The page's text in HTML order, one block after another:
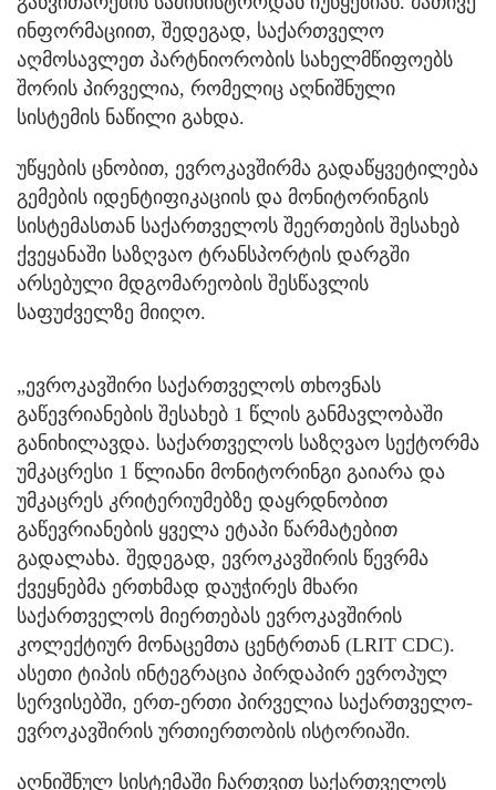
ინფორმაციით, შედეგად, საქართველო
აღმოსავლეთ პარტნიორობის სახელმწიფოებს
შორის პირველია, რომელიც აღნიშნული
სისტემის ნაწილი გახდა.
უწყების ცნობით, ევროკავშირმა გადაწყვეტილება
გემების იდენტიფიკაციის და მონიტორინგის
სისტემასთან საქართველოს შეერთების შესახებ
ქვეყანაში საზღვაო ტრანსპორტის დარგში
არსებული მდგომარეობის შესწავლის
საფუძველზე მიიღო.
„ევროკავშირი საქართველოს თხოვნას
გაწევრიანების შესახებ 1 წლის განმავლობაში
განიხილავდა. საქართველოს საზღვაო სექტორმა
უმკაცრესი 1 წლიანი მონიტორინგი გაიარა და
უმკაცრეს კრიტერიუმებზე დაყრდნობით
გაწევრიანების ყველა ეტაპი წარმატებით
გადალახა. შედეგად, ევროკავშირის წევრმა
ქვეყნებმა ერთხმად დაუჭირეს მხარი
საქართველოს მიერთებას ევროკავშირის
კოლექტიურ მონაცემთა ცენტრთან (LRIT CDC).
ასეთი ტიპის ინტეგრაცია პირდაპირ ევროპულ
სერვისებში, ერთ-ერთი პირველია საქართველო-
ევროკავშირის ურთიერთობის ისტორიაში.
აღნიშნულ სისტემაში ჩართვით საქართველოს